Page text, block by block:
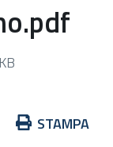
STAMPA